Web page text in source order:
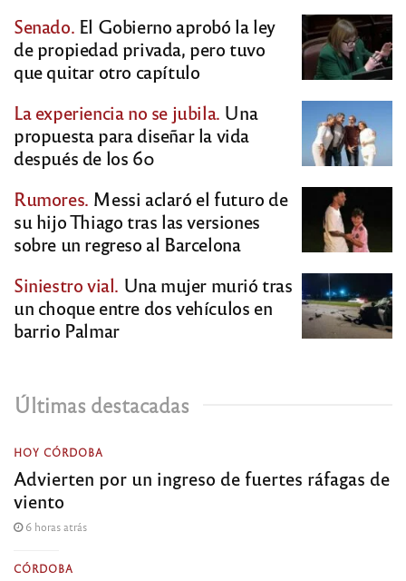
Senado. El Gobierno aprobó la ley
de propiedad privada, pero tuvo
que quitar otro capítulo
La experiencia no se jubila. Una
propuesta para diseñar la vida
después de los 60
Rumores. Messi aclaró el futuro de
su hijo Thiago tras las versiones
sobre un regreso al Barcelona
Siniestro vial. Una mujer murió tras
un choque entre dos vehículos en
barrio Palmar
Últimas destacadas
HOY CÓRDOBA
Advierten por un ingreso de fuertes ráfagas de
viento
6 horas atrás
CÓRDOBA